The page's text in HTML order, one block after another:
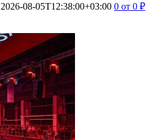
2026-08-05T12:38:00+03:00 0 от 0 ₽